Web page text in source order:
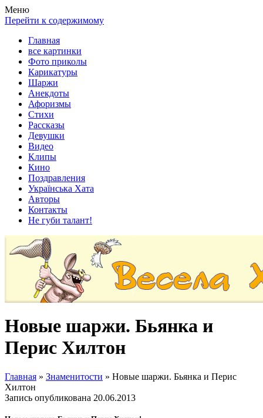
Весела хата — прикольные картинки, смешные истории,
клипы!
Покажем всем ваши фото приколы, карикатуры, шаржи, стихи,
рассказы, видео и песни!
Меню
Перейти к содержимому
Главная
все картинки
Фото приколы
Карикатуры
Шаржи
Анекдоты
Афоризмы
Стихи
Рассказы
Девушки
Видео
Клипы
Кино
Поздравления
Українська Хата
Авторы
Контакты
Не губи талант!
Новые шаржи. Бьянка и
Перис Хилтон
Главная » Знаменитости » Новые шаржи. Бьянка и Перис
Хилтон
Запись опубликована 20.06.2013